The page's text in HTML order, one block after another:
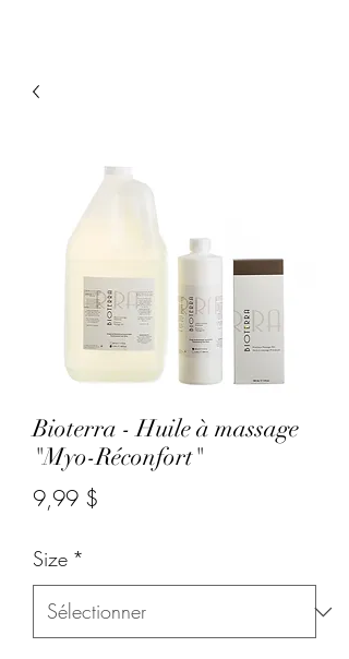
Bioterra - Huile à massage
"Myo-Réconfort"
9,99 $
Size *